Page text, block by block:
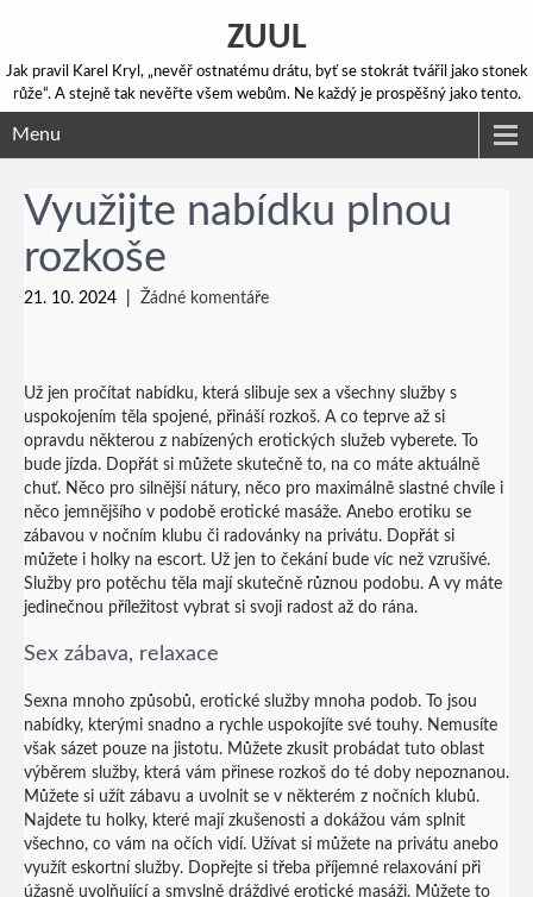
ZUUL
Jak pravil Karel Kryl, „nevěř ostnatému drátu, byť se stokrát tvářil jako stonek
růže“. A stejně tak nevěřte všem webům. Ne každý je prospěšný jako tento.
Menu
Využijte nabídku plnou
rozkoše
21. 10. 2024 Žádné komentáře
Už jen pročítat nabídku, která slibuje sex a všechny služby s
uspokojením těla spojené, přináší rozkoš. A co teprve až si
opravdu některou z nabízených erotických služeb vyberete. To
bude jízda. Dopřát si můžete skutečně to, na co máte aktuálně
chuť. Něco pro silnější nátury, něco pro maximálně slastné chvíle i
něco jemnějšího v podobě erotické masáže. Anebo erotiku se
zábavou v nočním klubu či radovánky na privátu. Dopřát si
můžete i holky na escort. Už jen to čekání bude víc než vzrušivé.
Služby pro potěchu těla mají skutečně různou podobu. A vy máte
jedinečnou příležitost vybrat si svoji radost až do rána.
Sex zábava, relaxace
Sexna mnoho způsobů, erotické služby mnoha podob. To jsou
nabídky, kterými snadno a rychle uspokojíte své touhy. Nemusíte
však sázet pouze na jistotu. Můžete zkusit probádat tuto oblast
výběrem služby, která vám přinese rozkoš do té doby nepoznanou.
Můžete si užít zábavu a uvolnit se v některém z nočních klubů.
Najdete tu holky, které mají zkušenosti a dokážou vám splnit
všechno, co vám na očích vidí. Užívat si můžete na privátu anebo
využít eskortní služby. Dopřejte si třeba příjemné relaxování při
úžasně uvolňující a smyslně dráždivé erotické masáži. Můžete to